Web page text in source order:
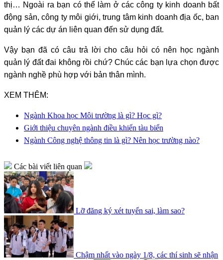
thị… Ngoài ra bạn có thể làm ở các công ty kinh doanh bất
động sản, công ty môi giới, trung tâm kinh doanh địa ốc, ban
quản lý các dự án liên quan đến sử dụng đất.
Vậy bạn đã có câu trả lời cho câu hỏi có nên học ngành
quản lý đất đai không rồi chứ? Chúc các bạn lựa chọn được
ngành nghề phù hợp với bản thân mình.
XEM THÊM:
Ngành Khoa học Môi trường là gì? Học gì?
Giới thiệu chuyên ngành điều khiển tàu biển
Ngành Công nghệ thông tin là gì? Nên học trường nào?
Các bài viết liên quan
Lỡ đăng ký xét tuyển sai, làm sao?
Chậm nhất vào ngày 1/8, các thí sinh sẽ nhận